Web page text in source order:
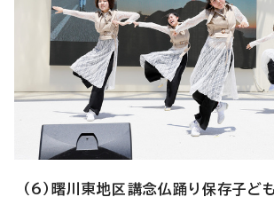
（6）曙川東地区講念仏踊り保存子ど